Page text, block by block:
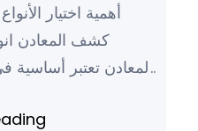
أهمية اختيار
كشف المعادن
المعادن تعتبر أساسية